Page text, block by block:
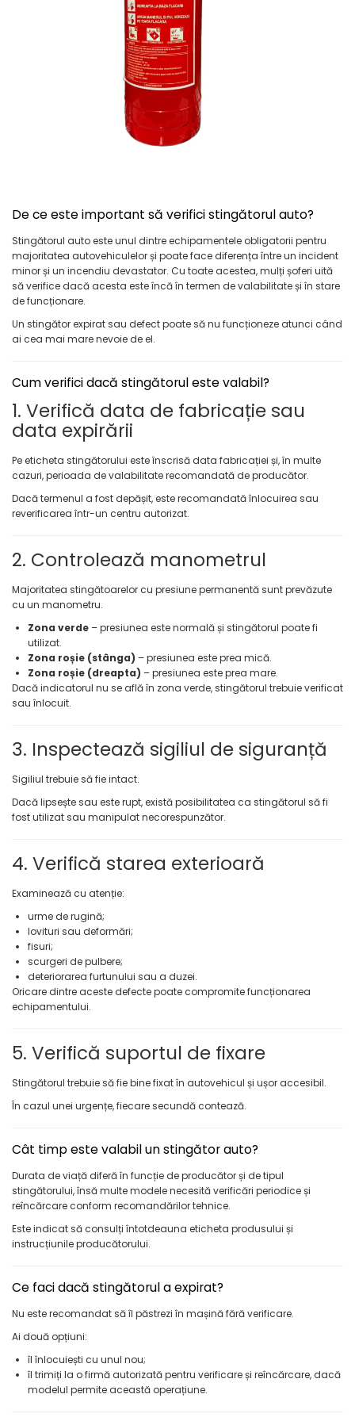
Cricuri Auto Hidraulice
Pneumatice si Trapezoidale
Motoare electrice
Pistol de Lipit
Polizoare
Pompe Combustibil
Protectia muncii
Scule Pneumatice
Slefuitoare
Suport motocicleta
Surubelnite
Utilaje constructie
Motocositoare si Motosape
Rotopercutoare si bormasini
Ventilatoare radiatoare
umidificatoare
De ce este important să verifici stingătorul auto?
Stingătorul auto este unul dintre echipamentele obligatorii pentru
majoritatea autovehiculelor și poate face diferența între un incident
minor și un incendiu devastator. Cu toate acestea, mulți șoferi uită
să verifice dacă acesta este încă în termen de valabilitate și în stare
de funcționare.
Un stingător expirat sau defect poate să nu funcționeze atunci când
ai cea mai mare nevoie de el.
Cum verifici dacă stingătorul este valabil?
1. Verifică data de fabricație sau
data expirării
Pe eticheta stingătorului este înscrisă data fabricației și, în multe
cazuri, perioada de valabilitate recomandată de producător.
Dacă termenul a fost depășit, este recomandată înlocuirea sau
reverificarea într-un centru autorizat.
2. Controlează manometrul
Majoritatea stingătoarelor cu presiune permanentă sunt prevăzute
cu un manometru.
Zona verde – presiunea este normală și stingătorul poate fi
utilizat.
Zona roșie (stânga) – presiunea este prea mică.
Zona roșie (dreapta) – presiunea este prea mare.
Dacă indicatorul nu se află în zona verde, stingătorul trebuie verificat
sau înlocuit.
3. Inspectează sigiliul de siguranță
Sigiliul trebuie să fie intact.
Dacă lipsește sau este rupt, există posibilitatea ca stingătorul să fi
fost utilizat sau manipulat necorespunzător.
4. Verifică starea exterioară
Examinează cu atenție:
urme de rugină;
lovituri sau deformări;
fisuri;
scurgeri de pulbere;
deteriorarea furtunului sau a duzei.
Oricare dintre aceste defecte poate compromite funcționarea
echipamentului.
5. Verifică suportul de fixare
Stingătorul trebuie să fie bine fixat în autovehicul și ușor accesibil.
În cazul unei urgențe, fiecare secundă contează.
Cât timp este valabil un stingător auto?
Durata de viață diferă în funcție de producător și de tipul
stingătorului, însă multe modele necesită verificări periodice și
reîncărcare conform recomandărilor tehnice.
Este indicat să consulți întotdeauna eticheta produsului și
instrucțiunile producătorului.
Ce faci dacă stingătorul a expirat?
Nu este recomandat să îl păstrezi în mașină fără verificare.
Ai două opțiuni:
îl înlocuiești cu unul nou;
îl trimiți la o firmă autorizată pentru verificare și reîncărcare, dacă
modelul permite această operațiune.